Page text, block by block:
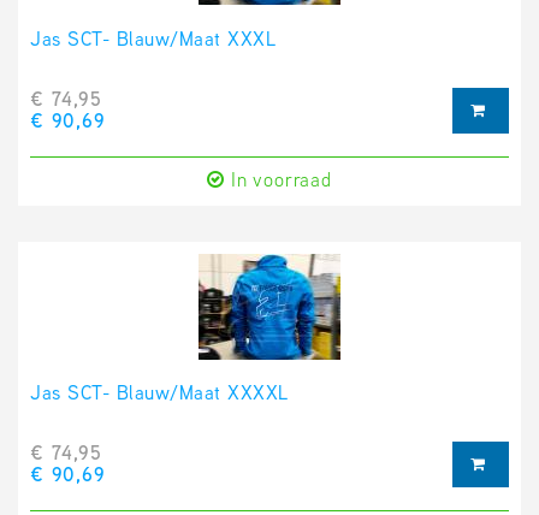
Jas SCT- Blauw/Maat XXXL
€ 74,95
€ 90,69
In voorraad
Jas SCT- Blauw/Maat XXXXL
€ 74,95
€ 90,69